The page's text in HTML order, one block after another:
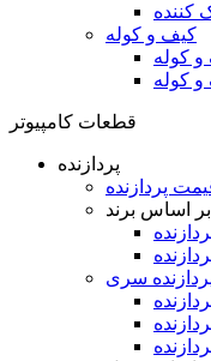
کیف و کوله
قطعات کامپیوتر
پردازنده
پردازنده
بر اساس برند